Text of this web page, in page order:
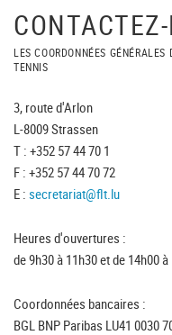
LES COORDONNÉES
TENNIS
3, route d'Arlon
L-8009 Strassen
T : +352 57 44 70 1
F : +352 57 44 70 72
E : secretariat@flt.lu
Heures d'ouvertures :
de 9h30 à 11h30 et de 14h00
Coordonnées bancaires :
BGL BNP Paribas LU41 0030